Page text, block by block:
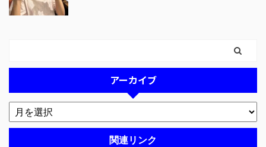
アーカイブ
関連リンク